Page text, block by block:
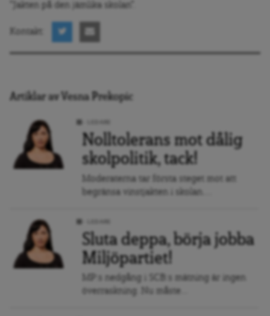
"Jakten på den jämlika skolan".
Kontakt:
Artiklar av Vesna Prekopic
Nolltolerans mot dålig
skolpolitik, tack!
Moderaterna tar första steget mot att
begränsa vinstjakten i skolan....
Sluta deppa, börja jobba
Miljöpartiet!
MP:s nedgång i SCB:s mätning är ingen
överraskning. Nu måste...